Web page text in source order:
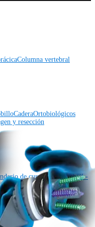
Columna vertebral
CaderaOrtobiológicos
y resección
de cursos ArthroLab™ -
médica OrthoPedia